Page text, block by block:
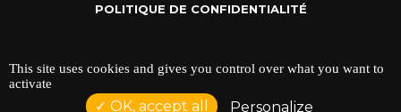
POLITIQUE DE CONFIDENTIALITÉ
This site uses cookies and gives you control over what you want to
activate
OK, accept all Personalize